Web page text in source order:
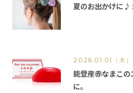
夏のお出かけに♪
2026.01.01 （木）
能登産赤なまこ
に。